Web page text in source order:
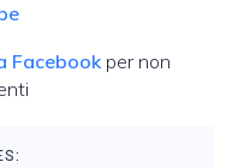
Facebookper non